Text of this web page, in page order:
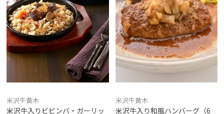
米沢牛黄木
米沢牛入りビビンバ・ガーリッ
米沢牛黄木
米沢牛入り和風ハンバーグ（6